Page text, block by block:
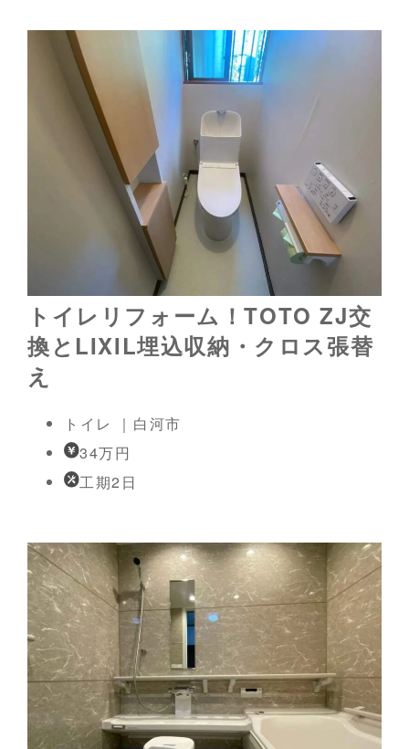
トイレリフォーム！TOTO ZJ交
換とLIXIL埋込収納・クロス張替
え
トイレ ｜白河市
34万円
工期2日